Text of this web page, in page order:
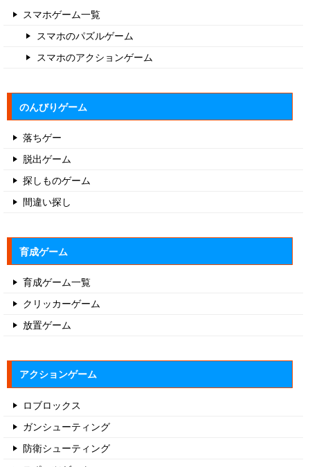
スマホゲーム一覧
スマホのパズルゲーム
スマホのアクションゲーム
のんびりゲーム
落ちゲー
脱出ゲーム
探しものゲーム
間違い探し
育成ゲーム
育成ゲーム一覧
クリッカーゲーム
放置ゲーム
アクションゲーム
ロブロックス
ガンシューティング
防衛シューティング